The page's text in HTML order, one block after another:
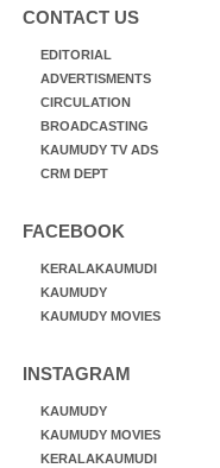
CONTACT US
EDITORIAL
ADVERTISMENTS
CIRCULATION
BROADCASTING
KAUMUDY TV ADS
CRM DEPT
FACEBOOK
KERALAKAUMUDI
KAUMUDY
KAUMUDY MOVIES
INSTAGRAM
KAUMUDY
KAUMUDY MOVIES
KERALAKAUMUDI